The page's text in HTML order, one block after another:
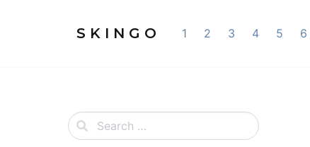
S K I N G O 1 2 3 4 5 6